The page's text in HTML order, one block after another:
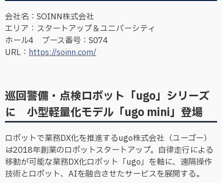
会社名：SOINN株式会社
エリア：スタートアップ＆ユニバーシティ
ホール4 ブース番号：S074
URL： https://soinn.com/
巡回警備・点検ロボット「ugo」シリーズ
に 小型軽量化モデル「ugo mini」登場
ロボットで業務DX化を推進するugo株式会社（ユーゴー）
は2018年創業のロボットスタートアップ。自律走行による
移動が可能な業務DX化ロボット「ugo」を軸に、遠隔操作
技術とロボット、AIを融合させたサービスを展開する。